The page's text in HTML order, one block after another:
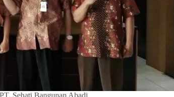
Sehati Bangunan Abadi